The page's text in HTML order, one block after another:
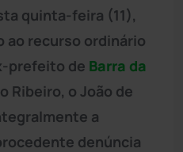
quinta-feira (11),
ao recurso ordinário
prefeito de Barra da
Ribeiro, o João de
a
denúncia